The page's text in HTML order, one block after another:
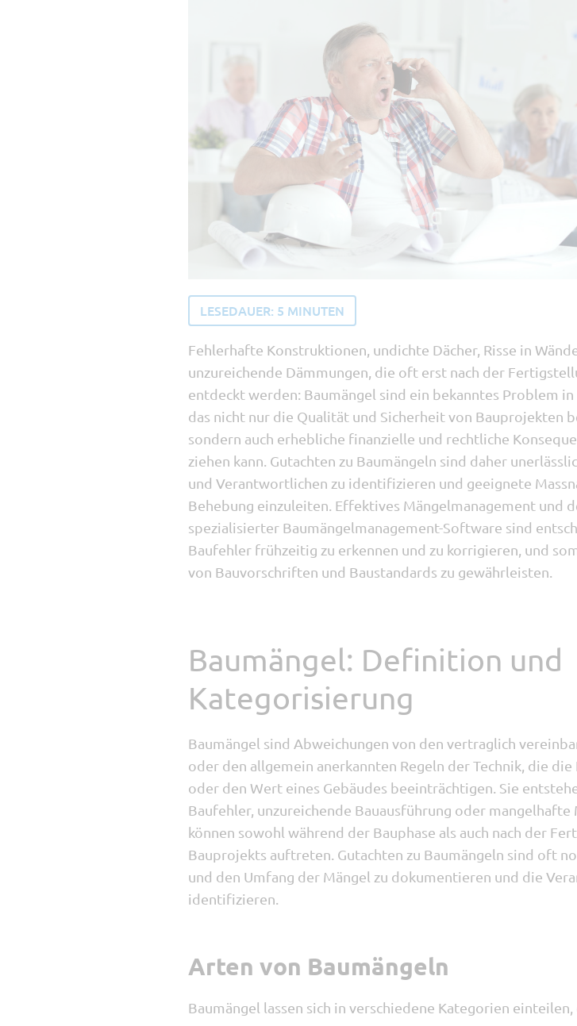
LESEDAUER: 5 MINUTEN
Fehlerhafte Konstruktionen, undichte Dächer, Risse in
unzureichende Dämmungen, die oft erst nach der
entdeckt werden: Baumängel sind ein bekanntes Problem in
das nicht nur die Qualität und Sicherheit von Bauprojekten
sondern auch erhebliche finanzielle und rechtliche
ziehen kann. Gutachten zu Baumängeln sind daher
und Verantwortlichen zu identifizieren und geeignete
Behebung einzuleiten. Effektives Mängelmanagement und
spezialisierter Baumängelmanagement-Software sind
Baufehler frühzeitig zu erkennen und zu korrigieren, und
von Bauvorschriften und Baustandards zu gewährleisten.
Baumängel: Definition und
Kategorisierung
Baumängel sind Abweichungen von den vertraglich
oder den allgemein anerkannten Regeln der Technik, die
oder den Wert eines Gebäudes beeinträchtigen. Sie
Baufehler, unzureichende Bauausführung oder mangelhafte
können sowohl während der Bauphase als auch nach der
Bauprojekts auftreten. Gutachten zu Baumängeln sind oft
und den Umfang der Mängel zu dokumentieren und die
identifizieren.
Arten von Baumängeln
Baumängel lassen sich in verschiedene Kategorien